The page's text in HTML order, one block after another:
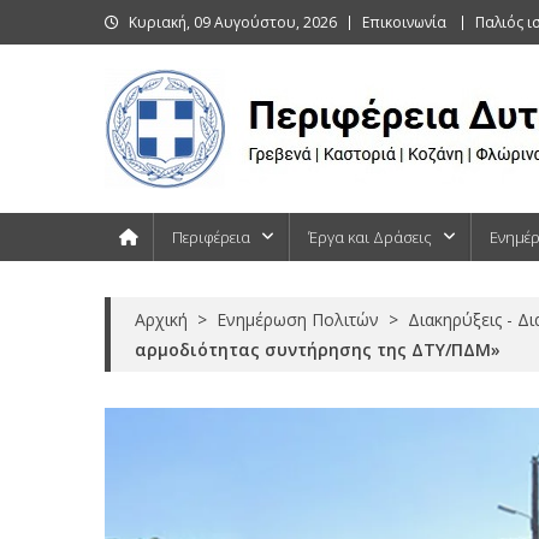
to
Κυριακή, 09 Αυγούστου, 2026 Επικοινωνία Παλιός
Περιφέρεια Έργα και Δράσεις
Αρχική > Ενημέρωση Πολιτών > Διακηρύξεις -
αρμοδιότητας συντήρησης της ΔΤΥ/ΠΔΜ»